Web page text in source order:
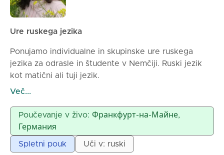
Ure ruskega jezika
Ponujamo individualne in skupinske ure ruskega
jezika za odrasle in študente v Nemčiji. Ruski jezik
kot matični ali tuji jezik.
Razumevamo zahtevnost, zato izbiramo programe
Uporabljamo preverjeno učinkovito metodologijo.
Izkušnje poučevanja - več kot 30 let.
Več...
Poučevanje v živo: Франкфурт-на-Майне,
Германия
Spletni pouk Uči v: ruski